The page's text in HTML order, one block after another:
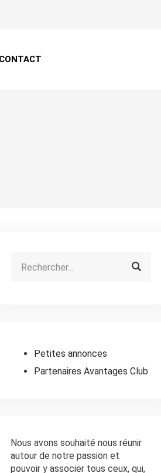
CONTACT
Petites annonces
Partenaires Avantages Club
Nous avons souhaité nous réunir
autour de notre passion et
pouvoir y associer tous ceux, qui,